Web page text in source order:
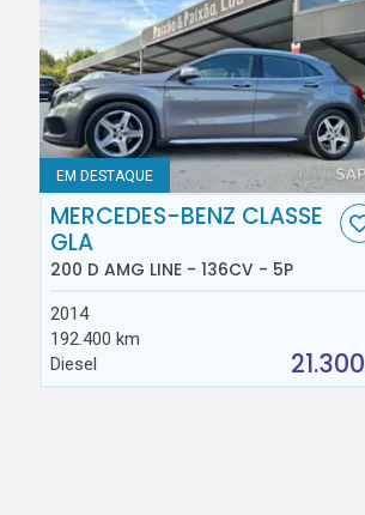
EM DESTAQUE
MERCEDES-BENZ CLASSE
GLA
200 D AMG LINE - 136CV - 5P
2014
192.400 km
Diesel
21.300